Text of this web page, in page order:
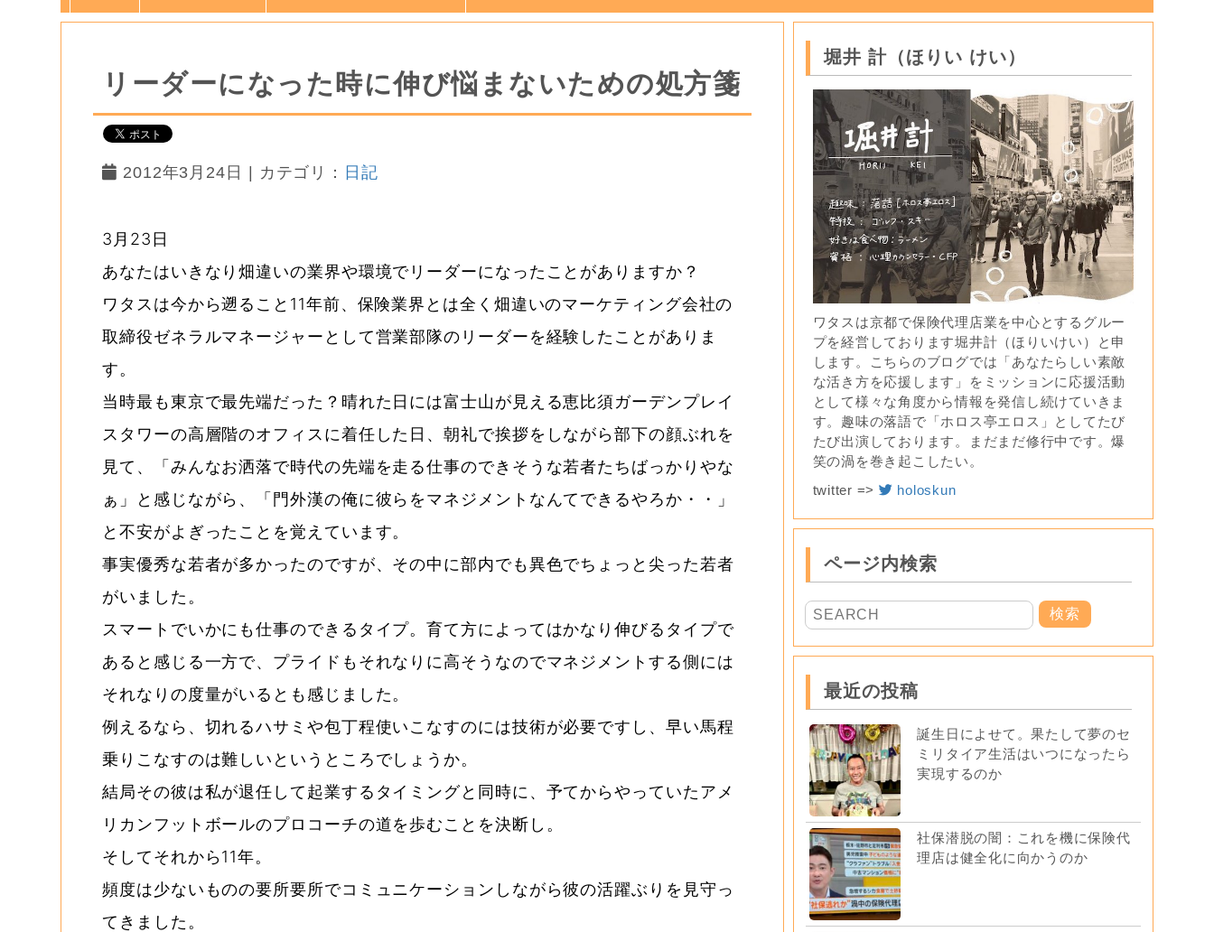
リーダーになった時に伸び悩まないための処方箋
2012年3月24日 | カテゴリ： 日記
3月23日
あなたはいきなり畑違いの業界や環境でリーダーになったことがありますか？
ワタスは今から遡ること11年前、保険業界とは全く畑違いのマーケティング会社の
取締役ゼネラルマネージャーとして営業部隊のリーダーを経験したことがありま
す。
当時最も東京で最先端だった？晴れた日には富士山が見える恵比須ガーデンプレイ
スタワーの高層階のオフィスに着任した日、朝礼で挨拶をしながら部下の顔ぶれを
見て、「みんなお洒落で時代の先端を走る仕事のできそうな若者たちばっかりやな
ぁ」と感じながら、「門外漢の俺に彼らをマネジメントなんてできるやろか・・」
と不安がよぎったことを覚えています。
事実優秀な若者が多かったのですが、その中に部内でも異色でちょっと尖った若者
がいました。
スマートでいかにも仕事のできるタイプ。育て方によってはかなり伸びるタイプで
あると感じる一方で、プライドもそれなりに高そうなのでマネジメントする側には
それなりの度量がいるとも感じました。
例えるなら、切れるハサミや包丁程使いこなすのには技術が必要ですし、早い馬程
乗りこなすのは難しいというところでしょうか。
結局その彼は私が退任して起業するタイミングと同時に、予てからやっていたアメ
リカンフットボールのプロコーチの道を歩むことを決断し。
そしてそれから11年。
頻度は少ないものの要所要所でコミュニケーションしながら彼の活躍ぶりを見守っ
てきました。
堀井 計（ほりい けい）
ワタスは京都で保険代理店業を中心とするグルー
プを経営しております堀井計（ほりいけい）と申
します。こちらのブログでは「あなたらしい素敵
な活き方を応援します」をミッションに応援活動
として様々な角度から情報を発信し続けていきま
す。趣味の落語で「ホロス亭エロス」としてたび
たび出演しております。まだまだ修行中です。爆
笑の渦を巻き起こしたい。
twitter =>
holoskun
ページ内検索
最近の投稿
誕生日によせて。果たして夢のセ
ミリタイア生活はいつになったら
実現するのか
社保潜脱の闇：これを機に保険代
理店は健全化に向かうのか